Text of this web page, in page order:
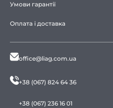
Умови гарантії
Оплата і доставка
office@liag.com.ua
+38 (067) 824 64 36
+38 (067) 236 16 01